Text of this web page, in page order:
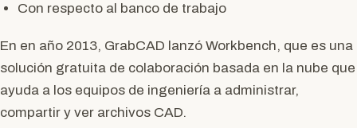
Con respecto al banco de trabajo
En en año 2013, GrabCAD lanzó Workbench, que es una
solución gratuita de colaboración basada en la nube que
ayuda a los equipos de ingeniería a administrar,
compartir y ver archivos CAD.